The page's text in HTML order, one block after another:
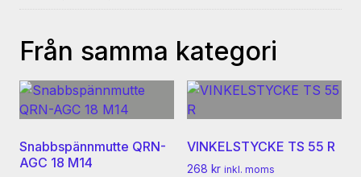
Från samma kategori
Snabbspännmutte QRN-
AGC 18 M14
VINKELSTYCKE TS 55 R
268 kr inkl. moms